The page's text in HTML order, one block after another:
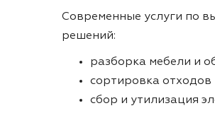
Современные услуги по
решений:
разборка мебели и
сортировка отходов
сбор и утилизация